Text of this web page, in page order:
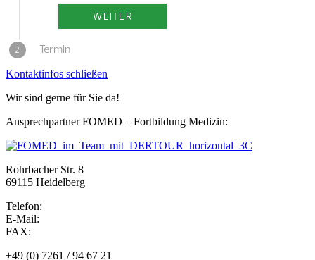
Kontaktinfos schließen
Wir sind gerne für Sie da!
Ansprechpartner FOMED – Fortbildung Medizin:
Rohrbacher Str. 8
69115 Heidelberg
Telefon:
E-Mail:
FAX:
+49 (0) 7261 / 94 67 21